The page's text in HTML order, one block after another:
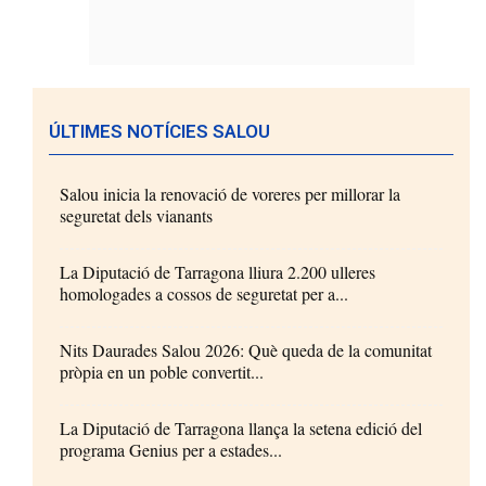
ÚLTIMES NOTÍCIES SALOU
Salou inicia la renovació de voreres per millorar la
seguretat dels vianants
La Diputació de Tarragona lliura 2.200 ulleres
homologades a cossos de seguretat per a...
Nits Daurades Salou 2026: Què queda de la comunitat
pròpia en un poble convertit...
La Diputació de Tarragona llança la setena edició del
programa Genius per a estades...